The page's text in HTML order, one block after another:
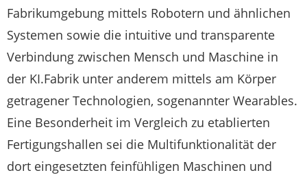
Fabrikumgebung mittels Robotern und ähnlichen
Systemen sowie die intuitive und transparente
Verbindung zwischen Mensch und Maschine in
der KI.Fabrik unter anderem mittels am Körper
getragener Technologien, sogenannter Wearables.
Eine Besonderheit im Vergleich zu etablierten
Fertigungshallen sei die Multifunktionalität der
dort eingesetzten feinfühligen Maschinen und